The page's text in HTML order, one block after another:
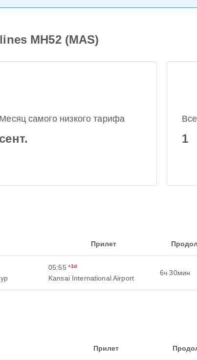
MH52 (MAS)
Месяц самого низкого тарифа
сент. 1
Прилет
05:55 +1d
Kansai International Airport
6ч 30мин
Прилет